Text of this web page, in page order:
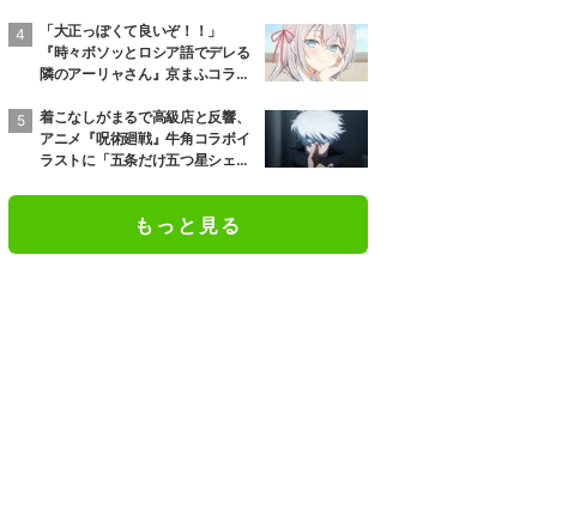
「大正っぽくて良いぞ！！」
『時々ボソッとロシア語でデレる
隣のアーリャさん』京まふコラボ
着こなしがまるで高級店と反響、
アニメ『呪術廻戦』牛角コラボイ
ラストに「五条だけ五つ星シェ
もっと見る